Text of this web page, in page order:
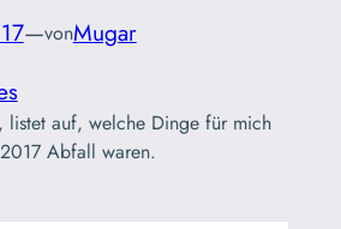
—vonMugar
listet auf, welche Dinge für mich
Abfall waren.